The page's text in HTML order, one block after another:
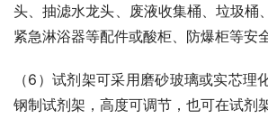
头、抽滤水龙头、废液收集桶、垃圾桶
紧急淋浴器等配件或酸柜、防爆柜等安
（6）试剂架可采用磨砂玻璃或实芯理
钢制试剂架，高度可调节，也可在试剂